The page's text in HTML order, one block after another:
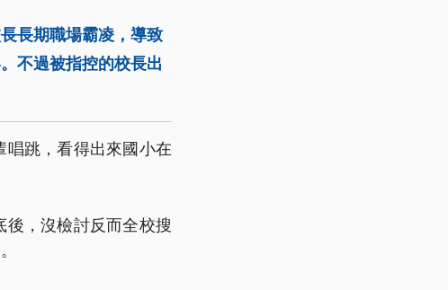
長期職場霸凌，導致
不過被指控的校長出
唱跳，看得出來國小在
，沒檢討反而全校搜